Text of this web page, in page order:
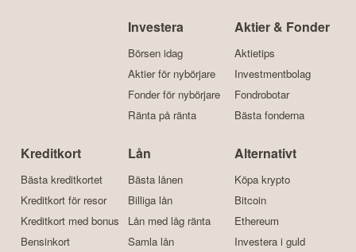
Investera
Börsen idag
Aktier för nybörjare
Fonder för nybörjare
Ränta på ränta
Aktier & Fonder
Aktietips
Investmentbolag
Fondrobotar
Bästa fonderna
Kreditkort
Bästa kreditkortet
Kreditkort för resor
Kreditkort med bonus
Bensinkort
Lån
Bästa lånen
Billiga lån
Lån med låg ränta
Samla lån
Alternativt
Köpa krypto
Bitcoin
Ethereum
Investera i guld